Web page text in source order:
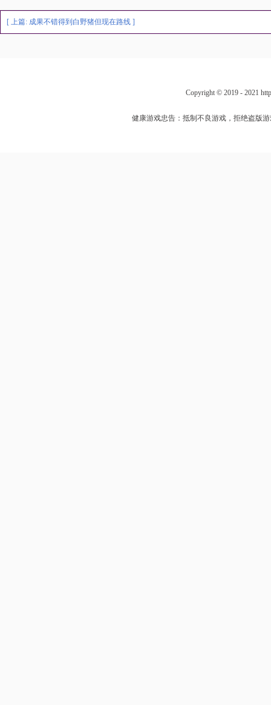
[ 上篇: 成果不错得到白野猪但现在路线 ]
Copyright © 2019 - 2021
健康游戏忠告：抵制不良游戏，拒绝盗版